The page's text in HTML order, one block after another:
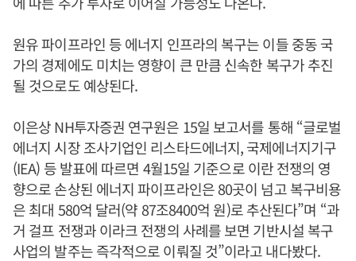
원유 파이프라인 등 에너지 인프라의 복구는 이들 중동 국
가의 경제에도 미치는 영향이 큰 만큼 신속한 복구가 추진
될 것으로도 예상된다.
이은상 NH투자증권 연구원은 15일 보고서를 통해 “글로벌
에너지 시장 조사기업인 리스타드에너지, 국제에너지기구
(IEA) 등 발표에 따르면 4월15일 기준으로 이란 전쟁의 영
향으로 손상된 에너지 파이프라인은 80곳이 넘고 복구비용
은 최대 580억 달러(약 87조8400억 원)로 추산된다”며 “과
거 걸프 전쟁과 이라크 전쟁의 사례를 보면 기반시설 복구
사업의 발주는 즉각적으로 이뤄질 것”이라고 내다봤다.